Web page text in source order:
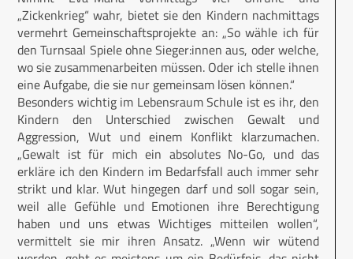
„Zickenkrieg“ wahr, bietet sie den Kindern nachmittags
vermehrt Gemeinschaftsprojekte an: „So wähle ich für
den Turnsaal Spiele ohne Sieger:innen aus, oder welche,
wo sie zusammenarbeiten müssen. Oder ich stelle ihnen
eine Aufgabe, die sie nur gemeinsam lösen können.“
Besonders wichtig im Lebensraum Schule ist es ihr, den
Kindern den Unterschied zwischen Gewalt und
Aggression, Wut und einem Konflikt klarzumachen.
„Gewalt ist für mich ein absolutes No-Go, und das
erkläre ich den Kindern im Bedarfsfall auch immer sehr
strikt und klar. Wut hingegen darf und soll sogar sein,
weil alle Gefühle und Emotionen ihre Berechtigung
haben und uns etwas Wichtiges mitteilen wollen“,
vermittelt sie mir ihren Ansatz. „Wenn wir wütend